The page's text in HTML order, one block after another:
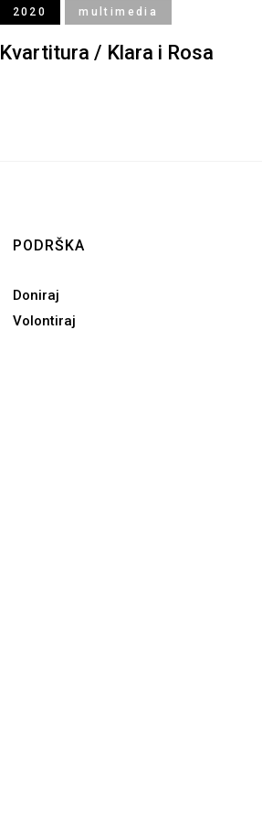
2020 multimedia
Kvartitura / Klara i Rosa
PODRŠKA
Doniraj
Volontiraj